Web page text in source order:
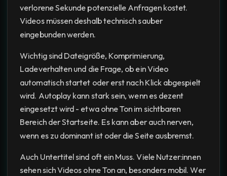
verlorene Sekunde potenzielle Anfragen kostet.
Videos müssen deshalb technisch sauber
eingebunden werden.
Wichtig sind Dateigröße, Komprimierung,
Ladeverhalten und die Frage, ob ein Video
automatisch startet oder erst nach Klick abgespielt
wird. Autoplay kann stark sein, wenn es dezent
eingesetzt wird - etwa ohne Ton im sichtbaren
Bereich der Startseite. Es kann aber auch nerven,
wenn es zu dominant ist oder die Seite ausbremst.
Auch Untertitel sind oft ein Muss. Viele Nutzer:innen
sehen sich Videos ohne Ton an, besonders mobil. Wer